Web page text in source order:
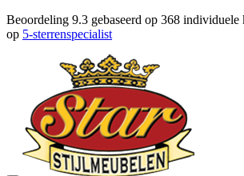
Beoordeling 9.3 gebaseerd op 368 individuele
op 5-sterrenspecialist